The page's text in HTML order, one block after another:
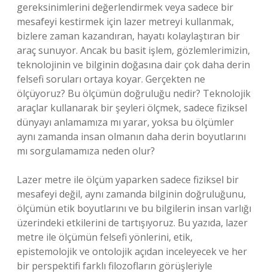
gereksinimlerini değerlendirmek veya sadece bir
mesafeyi kestirmek için lazer metreyi kullanmak,
bizlere zaman kazandıran, hayatı kolaylaştıran bir
araç sunuyor. Ancak bu basit işlem, gözlemlerimizin,
teknolojinin ve bilginin doğasına dair çok daha derin
felsefi soruları ortaya koyar. Gerçekten ne
ölçüyoruz? Bu ölçümün doğruluğu nedir? Teknolojik
araçlar kullanarak bir şeyleri ölçmek, sadece fiziksel
dünyayı anlamamıza mı yarar, yoksa bu ölçümler
aynı zamanda insan olmanın daha derin boyutlarını
mı sorgulamamıza neden olur?
Lazer metre ile ölçüm yaparken sadece fiziksel bir
mesafeyi değil, aynı zamanda bilginin doğruluğunu,
ölçümün etik boyutlarını ve bu bilgilerin insan varlığı
üzerindeki etkilerini de tartışıyoruz. Bu yazıda, lazer
metre ile ölçümün felsefi yönlerini, etik,
epistemolojik ve ontolojik açıdan inceleyecek ve her
bir perspektifi farklı filozofların görüşleriyle